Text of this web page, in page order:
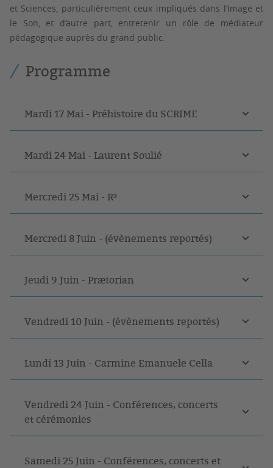
et Sciences, particulièrement ceux impliqués dans l’Image et
le Son, et d’autre part, entretenir un rôle de médiateur
pédagogique auprès du grand public.
Programme
Mardi 17 Mai - Préhistoire du SCRIME
Mardi 24 Mai - Laurent Soulié
Mercredi 25 Mai - R³
Mercredi 8 Juin - (évènements reportés)
Jeudi 9 Juin - Prætorian
Vendredi 10 Juin - (évènements reportés)
Lundi 13 Juin - Carmine Emanuele Cella
Vendredi 24 Juin - Conférences, concerts
et cérémonies
Samedi 25 Juin - Conférences, concerts et